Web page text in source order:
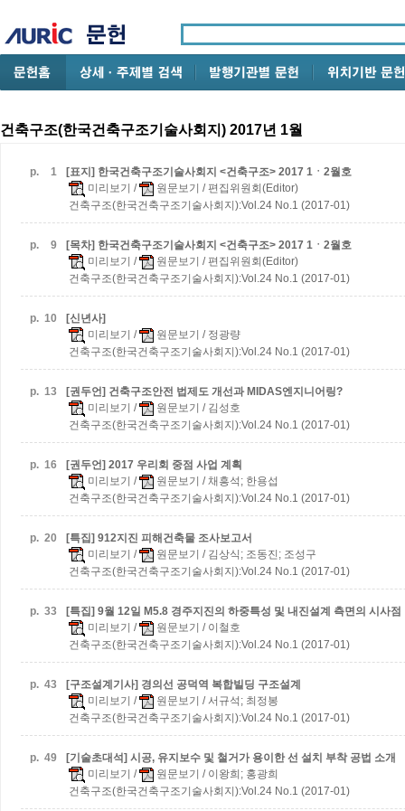
건축구조(한국건축구조기술사회지) 2017년 1월
p. 1
[표지] 한국건축구조기술사회지 <건축구조> 2017 1ㆍ2월호
미리보기 / 원문보기 / 편집위원회(Editor)
건축구조(한국건축구조기술사회지):Vol.24 No.1 (2017-01)
p. 9
[목차] 한국건축구조기술사회지 <건축구조> 2017 1ㆍ2월호
미리보기 / 원문보기 / 편집위원회(Editor)
건축구조(한국건축구조기술사회지):Vol.24 No.1 (2017-01)
p. 10
[신년사]
미리보기 / 원문보기 / 정광량
건축구조(한국건축구조기술사회지):Vol.24 No.1 (2017-01)
p. 13
[권두언] 건축구조안전 법제도 개선과 MIDAS엔지니어링?
미리보기 / 원문보기 / 김성호
건축구조(한국건축구조기술사회지):Vol.24 No.1 (2017-01)
p. 16
[권두언] 2017 우리회 중점 사업 계획
미리보기 / 원문보기 / 채흥석; 한용섭
건축구조(한국건축구조기술사회지):Vol.24 No.1 (2017-01)
p. 20
[특집] 912지진 피해건축물 조사보고서
미리보기 / 원문보기 / 김상식; 조동진; 조성구
건축구조(한국건축구조기술사회지):Vol.24 No.1 (2017-01)
p. 33
[특집] 9월 12일 M5.8 경주지진의 하중특성 및 내진설계 측면의 시사점
미리보기 / 원문보기 / 이철호
건축구조(한국건축구조기술사회지):Vol.24 No.1 (2017-01)
p. 43
[구조설계기사] 경의선 공덕역 복합빌딩 구조설계
미리보기 / 원문보기 / 서규석; 최정봉
건축구조(한국건축구조기술사회지):Vol.24 No.1 (2017-01)
p. 49
[기술초대석] 시공, 유지보수 및 철거가 용이한 선 설치 부착 공법 소개
미리보기 / 원문보기 / 이왕희; 홍광희
건축구조(한국건축구조기술사회지):Vol.24 No.1 (2017-01)